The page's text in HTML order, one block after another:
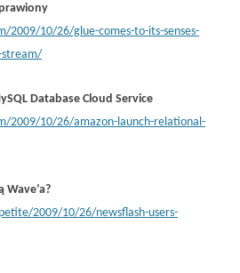
2009/10/26/glue-comes-to-its-senses-
stream/
Database Cloud Service
2009/10/26/amazon-launch-relational-
2009/10/26/newsflash-users-